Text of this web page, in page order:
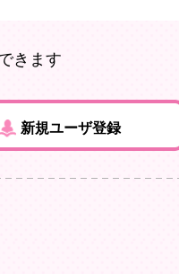
きます
新規ユーザ登録